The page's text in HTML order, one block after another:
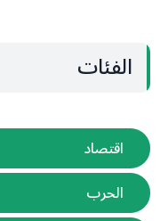
الفئات
اقتصاد
الحرب